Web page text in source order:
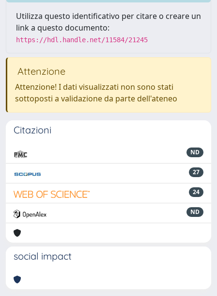
Utilizza questo identificativo per citare o creare un
link a questo documento:
https://hdl.handle.net/11584/21245
Attenzione
Attenzione! I dati visualizzati non sono stati
sottoposti a validazione da parte dell'ateneo
Citazioni
ND
27
24
ND
social impact